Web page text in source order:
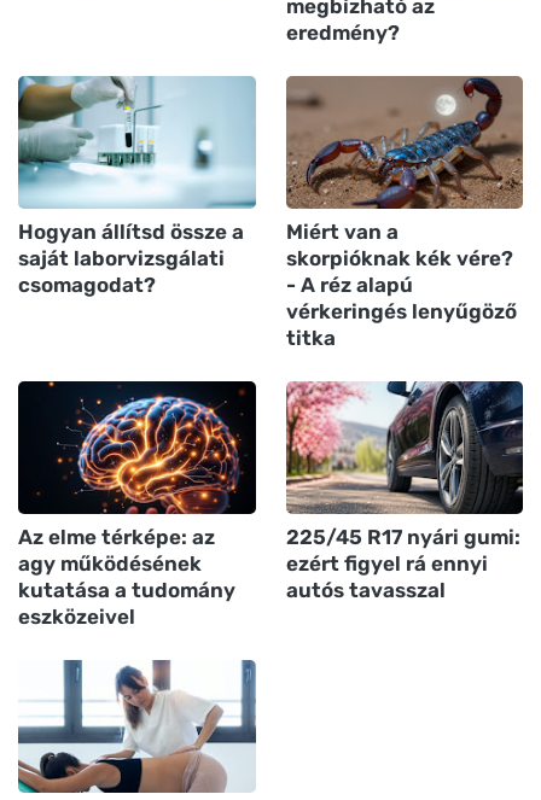
megbízható az
eredmény?
Hogyan állítsd össze a
saját laborvizsgálati
csomagodat?
Miért van a
skorpióknak kék vére?
- A réz alapú
vérkeringés lenyűgöző
titka
Az elme térképe: az
agy működésének
kutatása a tudomány
eszközeivel
225/45 R17 nyári gumi:
ezért figyel rá ennyi
autós tavasszal